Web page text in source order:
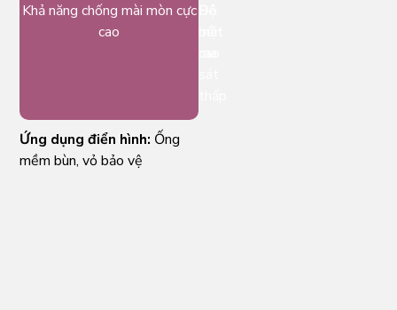
Khả năng chống mài mòn cực
cao
Ứng dụng điển hình: Ống
mềm bùn, vỏ bảo vệ